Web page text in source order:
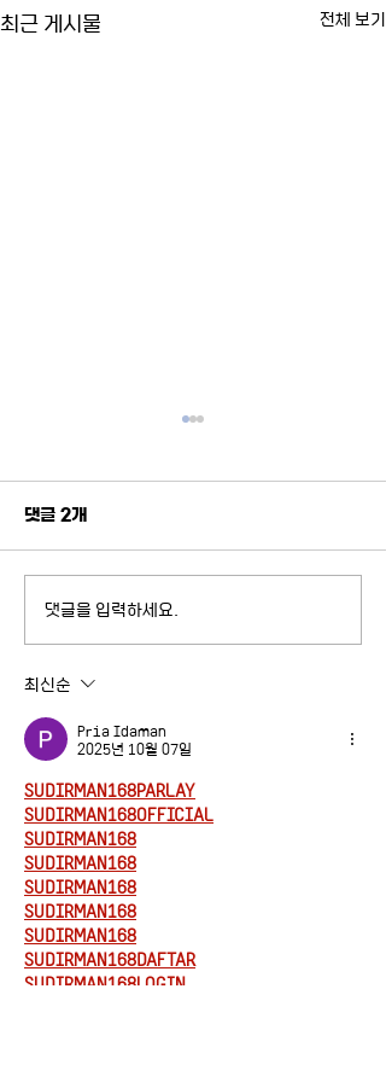
최근 게시물 전체 보기
AI, 경계를 다시 그리다: 디
댓글 2개
댓글을 입력하세요.
최신순
Pria Idaman
2025년 10월 07일
SUDIRMAN168PARLAY
SUDIRMAN168OFFICIAL
SUDIRMAN168
SUDIRMAN168
SUDIRMAN168
SUDIRMAN168
SUDIRMAN168
SUDIRMAN168DAFTAR
SUDIRMAN168LOGIN